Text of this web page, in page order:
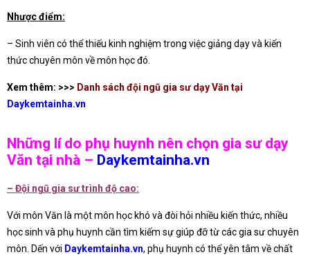
Nhược điểm:
– Sinh viên có thể thiếu kinh nghiệm trong việc giảng dạy và kiến
thức chuyên môn về môn học đó.
Xem thêm: >>> Danh sách đội ngũ gia sư dạy Văn tại
Daykemtainha.vn
Những lí do phụ huynh nên chọn gia sư dạy
Văn tại nhà – Daykemtainha.vn
– Đội ngũ gia sư trình độ cao:
Với môn Văn là một môn học khó và đòi hỏi nhiều kiến thức, nhiều
học sinh và phụ huynh cần tìm kiếm sự giúp đỡ từ các gia sư chuyên
môn. Dến với Daykemtainha.vn, phụ huynh có thể yên tâm về chất